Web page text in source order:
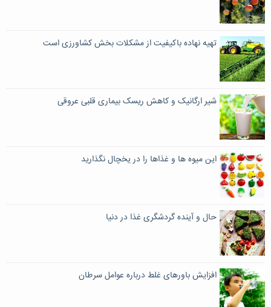
تهیه نهاده‌ باکیفیت از مشکلات بخش کشاورزی است
شیر ارگانیک و کاهش ریسک بیماری قلبی عروقی
این میوه ها و غذاها را در یخچال نگذارید
حال و آینده گردشگری غذا در دنیا
افزایش باورهای غلط درباره عوامل سرطان